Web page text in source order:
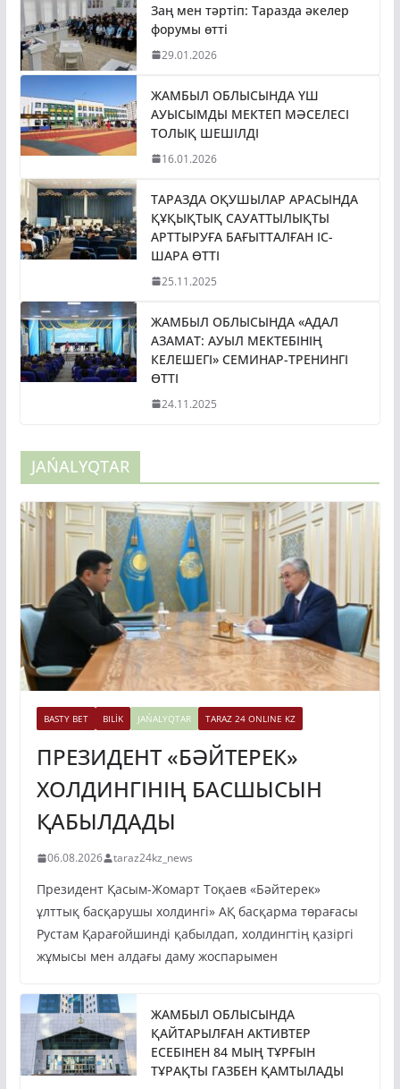
Заң мен тәртіп: Таразда әкелер
форумы өтті
29.01.2026
ЖАМБЫЛ ОБЛЫСЫНДА ҮШ
АУЫСЫМДЫ МЕКТЕП МӘСЕЛЕСІ
ТОЛЫҚ ШЕШІЛДІ
16.01.2026
ТАРАЗДА ОҚУШЫЛАР АРАСЫНДА
ҚҰҚЫҚТЫҚ САУАТТЫЛЫҚТЫ
АРТТЫРУҒА БАҒЫТТАЛҒАН ІС-
ШАРА ӨТТІ
25.11.2025
ЖАМБЫЛ ОБЛЫСЫНДА «АДАЛ
АЗАМАТ: АУЫЛ МЕКТЕБІНІҢ
КЕЛЕШЕГІ» СЕМИНАР-ТРЕНИНГІ
ӨТТІ
24.11.2025
JAŃALYQTAR
BASTY BET BILİK JAŃALYQTAR TARAZ 24 ONLINE KZ
ПРЕЗИДЕНТ «БӘЙТЕРЕК»
ХОЛДИНГІНІҢ БАСШЫСЫН
ҚАБЫЛДАДЫ
06.08.2026 taraz24kz_news
Президент Қасым-Жомарт Тоқаев «Бәйтерек»
ұлттық басқарушы холдингі» АҚ басқарма төрағасы
Рустам Қарағойшинді қабылдап, холдингтің қазіргі
жұмысы мен алдағы даму жоспарымен
ЖАМБЫЛ ОБЛЫСЫНДА
ҚАЙТАРЫЛҒАН АКТИВТЕР
ЕСЕБІНЕН 84 МЫҢ ТҰРҒЫН
ТҰРАҚТЫ ГАЗБЕН ҚАМТЫЛАДЫ